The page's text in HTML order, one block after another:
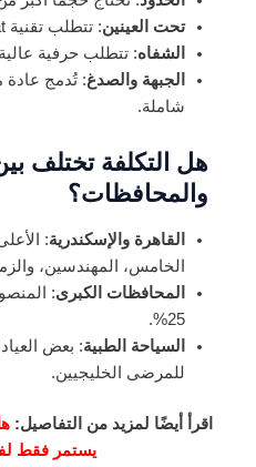
تحت العينين: تتطلب تقنية Nanofat دقيقة وكلفة أعلى.
الشفاه: تتطلب حرفية عالية، وقد
الجبهة والصدغ: تُدمج
شاملة.
هل التكلفة تختلف
والمحافظات؟
القاهرة والإسكندرية:
الخامس، المهندسين،
المحافظات الكبرى
25%.
السياحة الطبية: بعض
للمرضى الخليجيين.
اقرأ أيضًا لمزيد من التفاصيل:
يستمر فقط